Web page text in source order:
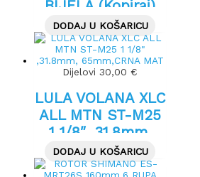
BIJELA (Kopiraj)
DODAJ U KOŠARICU
Dijelovi 30,00 €
LULA VOLANA XLC
ALL MTN ST-M25
1 1/8″ ,31.8mm,
65mm,CRNA MAT
DODAJ U KOŠARICU